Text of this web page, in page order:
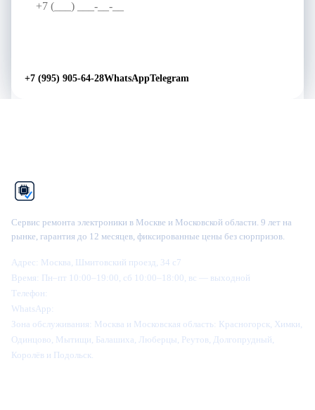
+7 (995) 905-64-28WhatsAppTelegram
Сервис ремонта электроники в Москве и Московской области. 9 лет на
рынке, гарантия до 12 месяцев, фиксированные цены без сюрпризов.
Адрес: Москва, Шмитовский проезд, 34 с7
Время: Пн–пт 10:00–19:00, сб 10:00–18:00, вс — выходной
Телефон:
WhatsApp:
Зона обслуживания: Москва и Московская область: Красногорск, Химки,
Одинцово, Мытищи, Балашиха, Люберцы, Реутов, Долгопрудный,
Королёв и Подольск.